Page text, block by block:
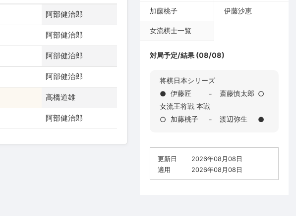
阿部健治郎
阿部健治郎
阿部健治郎
阿部健治郎
高橋道雄
阿部健治郎
加藤桃子 伊藤沙恵
女流棋士一覧
対局予定/結果 (08/08)
将棋日本シリーズ
● 伊藤匠 - 斎藤慎太郎 ○
女流王将戦 本戦
○
加藤桃子 - 渡辺弥生 ●
更新日
2026年08月08日
適用
2026年08月08日